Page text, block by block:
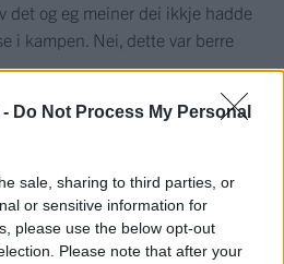
Do Not Process My Personal
sale, sharing to third parties, or
or sensitive information for
please use the below opt-out
Please note that after your
det og eg meiner dei ikkje hadde
i kampen. Nei, dette var berre
store profil. Det same var Vegard
to kantspelarane Erik Frøyland og
Stegaberg dei frammøtte og
neste sesong. Mot tildømes